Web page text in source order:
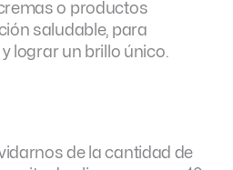
o productos
saludable, para
lograr un brillo único.
de la cantidad de